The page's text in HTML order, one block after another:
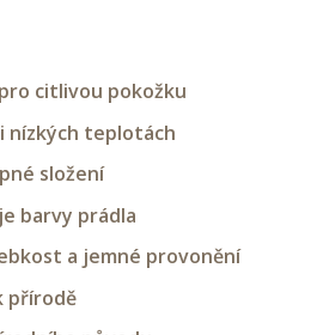
citlivou pokožku
nízkých teplotách
složení
barvy prádla
a jemné provonění
přírodě